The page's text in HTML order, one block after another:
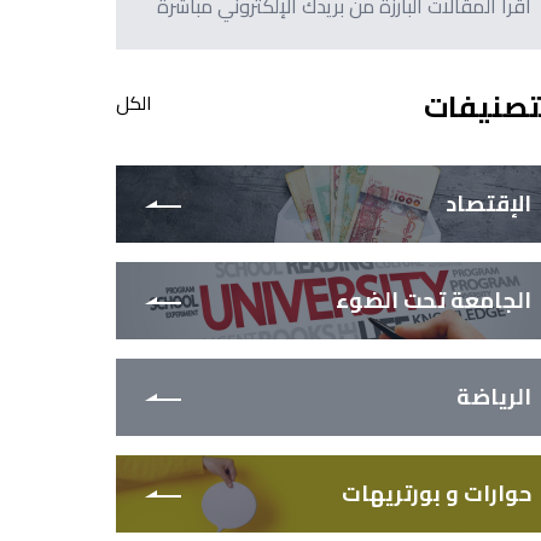
الكل
الإقتصاد
الجامعة تحت الضوء
الرياضة
حوارات و بورتريهات